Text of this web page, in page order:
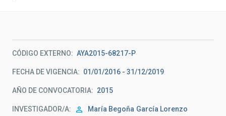
CÓDIGO EXTERNO AYA2015-68217-P
FECHA DE VIGENCIA 01/01/2016 - 31/12/2019
AÑO DE CONVOCATORIA 2015
INVESTIGADOR/A María Begoña García Lorenzo